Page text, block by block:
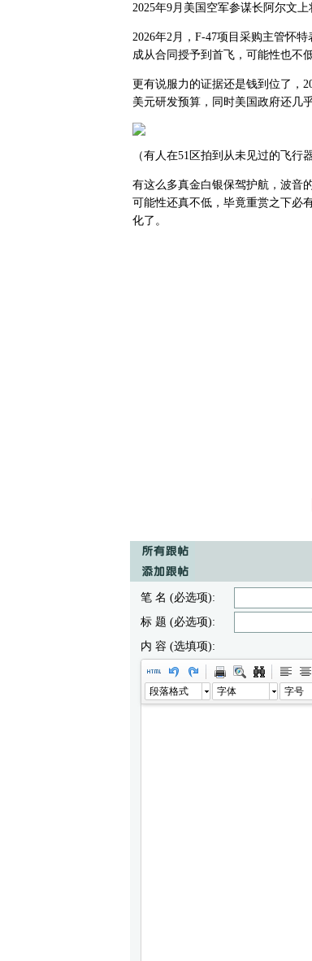
2025年9月美国空军参谋长阿尔文上
2026年2月，F-47项目采购主管怀
成从合同授予到首飞，可能性也不低
更有说服力的证据还是钱到位了，
美元研发预算，同时美国政府还几
（有人在51区拍到从未见过的飞行
有这么多真金白银保驾护航，波音
可能性还真不低，毕竟重赏之下必
化了。
笔 名 (必选项):
标 题 (必选项):
内 容 (选填项):
段落格式 字体 字号